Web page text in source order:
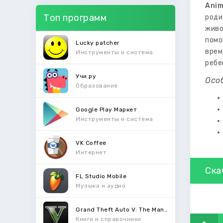
Топ программ
Lucky patcher
Инструменты и система
Учи.ру
Образование
Google Play Маркет
Инструменты и система
VK Coffee
Интернет
FL Studio Mobile
Музыка и аудио
Книги и справочники